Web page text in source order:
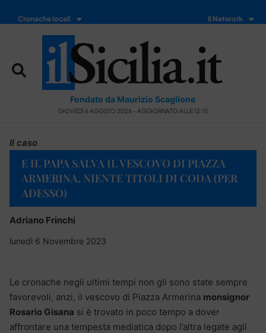
Cronache locali Il Network
Fondato da Maurizio Scaglione
GIOVEDÌ 6 AGOSTO 2026 - AGGIORNATO ALLE 12:15
Il caso
E IL PAPA SALVA IL VESCOVO DI PIAZZA
ARMERINA, NIENTE TITOLI DI CODA (PER
ADESSO)
Adriano Frinchi
lunedì 6 Novembre 2023
Le cronache negli ultimi tempi non gli sono state sempre
favorevoli, anzi, il vescovo di Piazza Armerina monsignor
Rosario Gisana si è trovato in poco tempo a dover
affrontare una tempesta mediatica dopo l’altra legate agli